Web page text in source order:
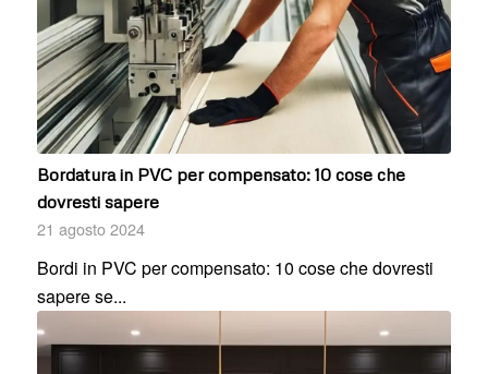
Bordatura in PVC per compensato: 10 cose che
dovresti sapere
21 agosto 2024
Bordi in PVC per compensato: 10 cose che dovresti
sapere se...